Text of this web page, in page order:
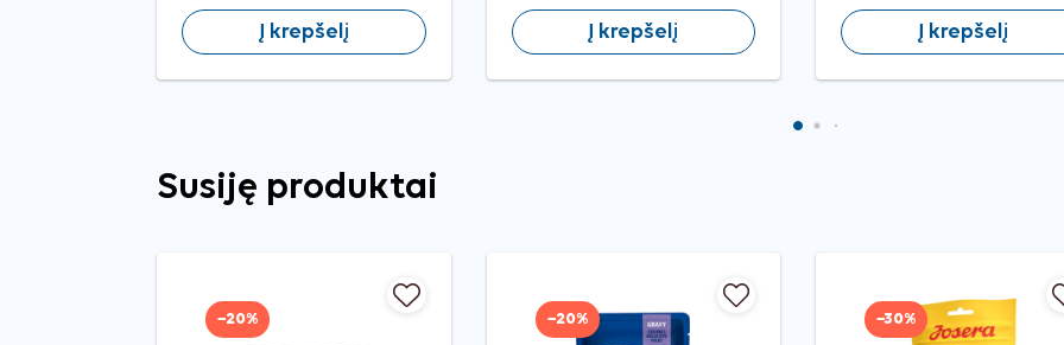
Į krepšelį Į krepšelį Į krepšelį
Susiję produktai
−20% −20% −30%